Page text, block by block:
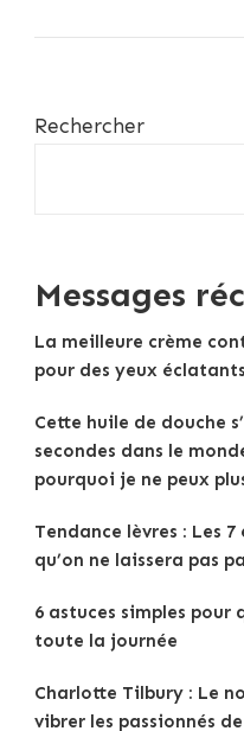
Rechercher
Messages
La meilleure crème
pour des yeux
Cette huile de douche
secondes dans le
pourquoi je ne peux
Tendance lèvres : Les
qu’on ne laissera pas
6 astuces simples
toute la journée
Charlotte Tilbury : Le
vibrer les passionnés